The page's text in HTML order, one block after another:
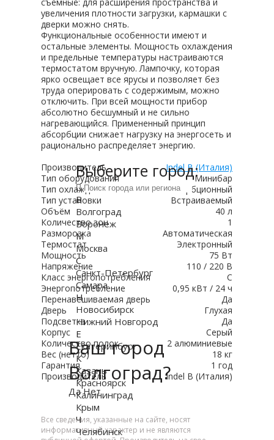
увеличения плотности загрузки, кармашки с
дверки можно снять.
Функциональные особенности имеют и
остальные элементы. Мощность охлаждения
и предельные температуры настраиваются
термостатом вручную. Лампочку, которая
ярко освещает все ярусы и позволяет без
труда оперировать с содержимым, можно
отключить. При всей мощности прибор
абсолютно бесшумный и не сильно
нагревающийся. Примененный принцип
абсорбции снижает нагрузку на энергосеть и
рационально распределяет энергию.
Производитель
Indel B (Италия)
Тип оборудования
Минибар
Тип охлаждения
Абсорбционный
Тип установки
Встраиваемый
Объём
40 л
Количество зон
1
Разморозка
Автоматическая
Термостат
Электронный
Мощность
75 Вт
Напряжение
110 / 220 В
Класс энергопотребления
C
Энергопотребление
0,95 кВт / 24 ч
Перенавешиваемая дверь
Да
Дверь
Глухая
Подсветка
Да
Корпус
Серый
Количество полок
2 алюминиевые
Вес (нетто)
18 кг
Гарантия
1 год
Производитель
Indel B (Италия)
Все сведения, указанные на сайте, носят
информативный характер и не являются
Ваш город
Волгоград?
Да Нет
Выберите город:
В
Волгоград
Воронеж
М
Москва
С
Санкт-Петербург
Самара
Н
Новосибирск
Нижний Новгород
Е
Екатеринбург
К
Казань
Красноярск
Калининград
Крым
Ч
Челябинск